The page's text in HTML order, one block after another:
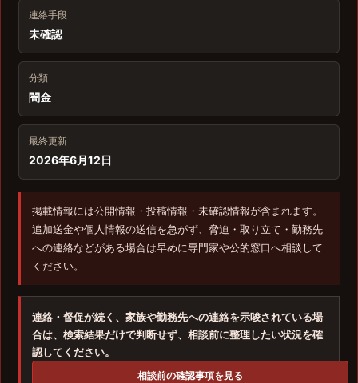
連絡手段
未確認
分類
闇金
最終更新
2026年6月12日
掲載情報には公開情報・投稿情報・未確認情報が含まれます。
追加送金や個人情報の送信を急がず、脅迫・取り立て・勤務先
への連絡などがある場合は早めに専門家や公的窓口へ相談して
ください。
連絡・督促が続く、家族や勤務先への連絡を示唆されている場
合は、検索結果だけで判断せず、相談前に整理したい状況を確
認してください。
相談前の確認事項を見る